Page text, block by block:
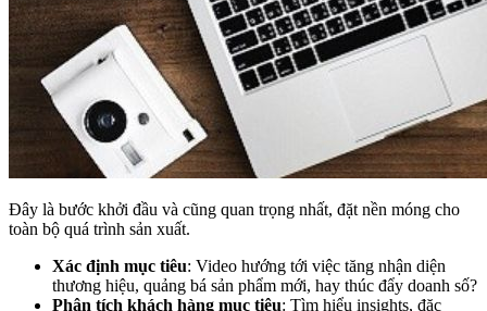
Đây là bước khởi đầu và cũng quan trọng nhất, đặt nền móng cho
toàn bộ quá trình sản xuất.
Xác định mục tiêu: Video hướng tới việc tăng nhận diện
thương hiệu, quảng bá sản phẩm mới, hay thúc đẩy doanh số?
Phân tích khách hàng mục tiêu: Tìm hiểu insights, đặc